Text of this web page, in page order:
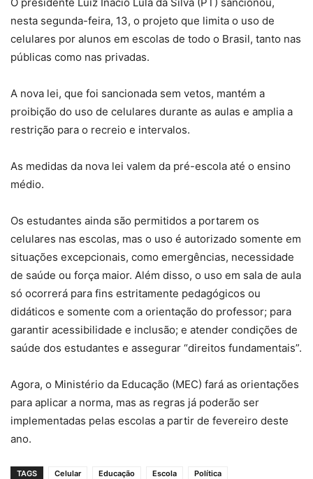
nesta segunda-feira, 13, o projeto que limita o uso de
celulares por alunos em escolas de todo o Brasil, tanto nas
públicas como nas privadas.
A nova lei, que foi sancionada sem vetos, mantém a
proibição do uso de celulares durante as aulas e amplia a
restrição para o recreio e intervalos.
As medidas da nova lei valem da pré-escola até o ensino
médio.
Os estudantes ainda são permitidos a portarem os
celulares nas escolas, mas o uso é autorizado somente em
situações excepcionais, como emergências, necessidade
de saúde ou força maior. Além disso, o uso em sala de aula
só ocorrerá para fins estritamente pedagógicos ou
didáticos e somente com a orientação do professor; para
garantir acessibilidade e inclusão; e atender condições de
saúde dos estudantes e assegurar “direitos fundamentais”.
Agora, o Ministério da Educação (MEC) fará as orientações
para aplicar a norma, mas as regras já poderão ser
implementadas pelas escolas a partir de fevereiro deste
ano.
TAGS Celular Educação Escola Política